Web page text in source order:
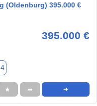
(Oldenburg) 395.000 €
395.000 €
★ ➦ ➜